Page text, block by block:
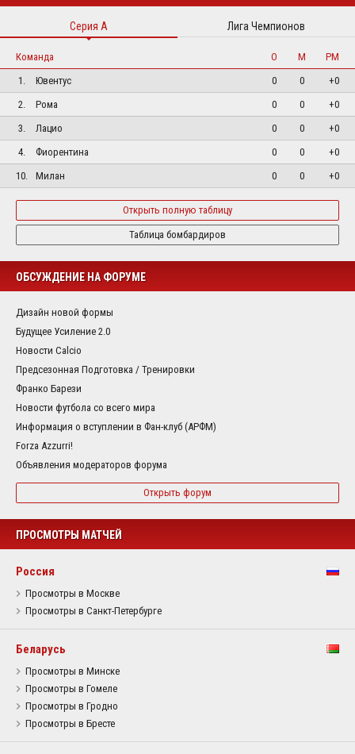
Серия А Лига Чемпионов
Команда О М
РМ
1.
Ювентус 0 0
+0
2.
Рома 0 0
+0
3.
Лацио 0 0
+0
4.
Фиорентина 0 0
+0
10.
Милан 0 0 +0
Открыть полную таблицу
Таблица бомбардиров
ОБСУЖДЕНИЕ НА ФОРУМЕ
Дизайн новой формы
Будущее Усиление 2.0
Новости Calcio
Предсезонная Подготовка / Тренировки
Франко Барези
Новости футбола со всего мира
Информация о вступлении в Фан-клуб (АРФМ)
Forza Azzurri!
Объявления модераторов форума
Открыть форум
ПРОСМОТРЫ МАТЧЕЙ
Россия
Просмотры в Москве
Просмотры в Санкт-Петербурге
Беларусь
Просмотры в Минске
Просмотры в Гомеле
Просмотры в Гродно
Просмотры в Бресте